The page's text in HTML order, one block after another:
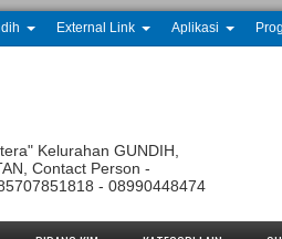
External Link Aplikasi
Kelurahan GUNDIH,
Contact Person -
- 08990448474